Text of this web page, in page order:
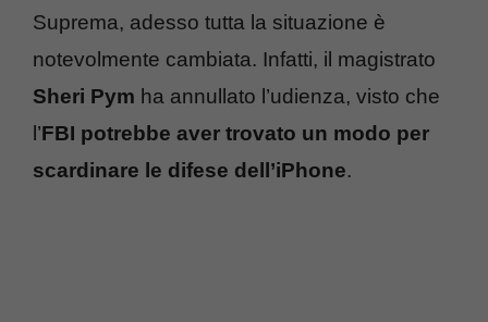
Suprema, adesso tutta la situazione è
notevolmente cambiata. Infatti, il magistrato
Sheri Pym ha annullato l’udienza, visto che
l’FBI potrebbe aver trovato un modo per
scardinare le difese dell’iPhone.